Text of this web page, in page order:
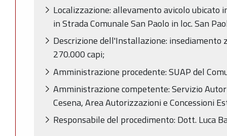
Localizzazione: allevamento avicolo ubicato
in Strada Comunale San Paolo in loc. San
Descrizione dell'Installazione: insediamento
270.000 capi;
Amministrazione procedente: SUAP del
Amministrazione competente: Servizio
Cesena, Area Autorizzazioni e Concessioni
Responsabile del procedimento: Dott. Luca